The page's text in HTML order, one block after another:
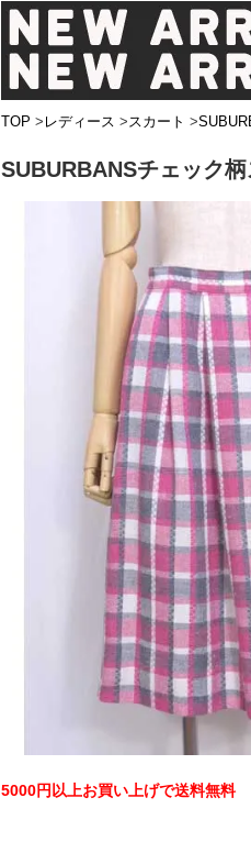
TOP > レディース >スカート >
SUBURBANSチェック
5000円以上お買い上げで送料無料